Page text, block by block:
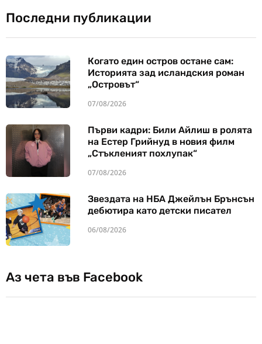
Последни публикации
Когато един остров остане сам:
Историята зад исландския роман
„Островът“
07/08/2026
Първи кадри: Били Айлиш в ролята
на Естер Грийнуд в новия филм
„Стъкленият похлупак“
07/08/2026
Звездата на НБА Джейлън Брънсън
дебютира като детски писател
06/08/2026
Аз чета във Facebook